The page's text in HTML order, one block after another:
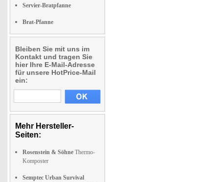
Servier-Bratpfanne
Brat-Pfanne
Bleiben Sie mit uns im
Kontakt und tragen Sie
hier Ihre E-Mail-Adresse
für unsere HotPrice-Mail
ein:
Mehr Hersteller-
Seiten:
Rosenstein & Söhne Thermo-
Komposter
Semptec Urban Survival